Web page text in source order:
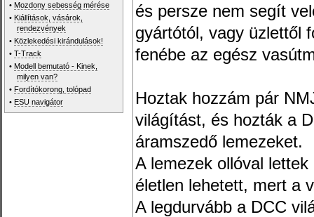
• Mozdony sebesség mérése
• Kiállítások, vásárok,
rendezvények
• Közlekedési kirándulások!
•T-Track
• Modell bemutató - Kinek,
milyen van?
• Fordítókorong, tolópad
• ESU navigátor
és persze nem segít
gyártótól, vagy üzlettől
fenébe az egész
Hoztak hozzám pár
világítást, és hozták a
áramszedő lemezeket.
A lemezek ollóval
életlen lehetett, mert a
A legdurvább a DCC